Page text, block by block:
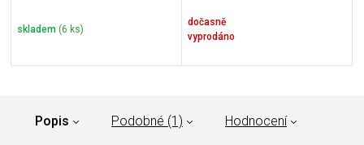
skladem (6 ks)
dočasně
vyprodáno
Popis Podobné (1) Hodnocení